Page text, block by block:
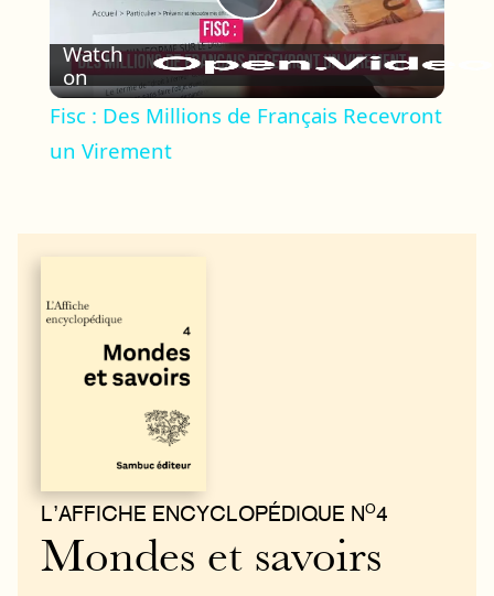
Play
Video
Watch
on
Fisc : Des Millions de Français Recevront
un Virement
L’AFFICHE ENCYCLOPÉDIQUE NO4
Mondes et savoirs